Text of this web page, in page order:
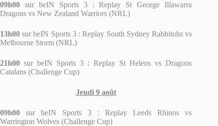
09h00 sur beIN Sports 3 : Replay St George Illawarra
Dragons vs New Zealand Warriors (NRL)
13h00 sur beIN Sports 3 : Replay South Sydney Rabbitohs vs
Melbourne Storm (NRL)
21h00 sur beIN Sports 3 : Replay St Helens vs Dragons
Catalans (Challenge Cup)
Jeudi 9 août
09h00 sur beIN Sports 3 : Replay Leeds Rhinos vs
Warrington Wolves (Challenge Cup)